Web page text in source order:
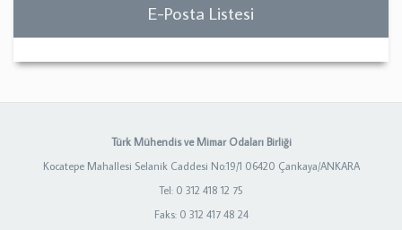
E-Posta Listesi
Türk Mühendis ve Mimar Odaları Birliği
Kocatepe Mahallesi Selanik Caddesi No:19/1 06420 Çankaya/ANKARA
Tel: 0 312 418 12 75
Faks: 0 312 417 48 24